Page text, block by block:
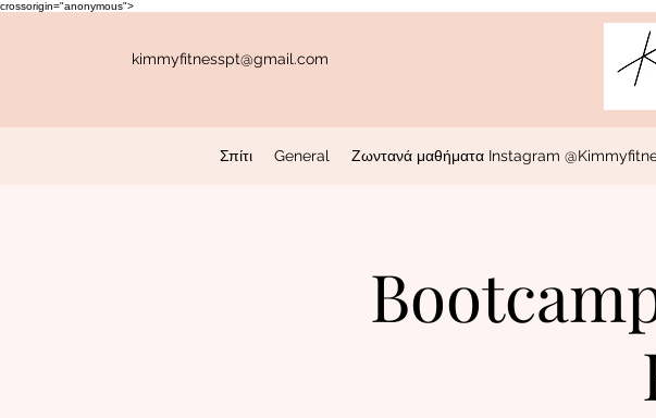
crossorigin="anonymous">
kimmyfitnesspt@gmail.com
Σπίτι General Ζωντανά μαθήματα Instagram